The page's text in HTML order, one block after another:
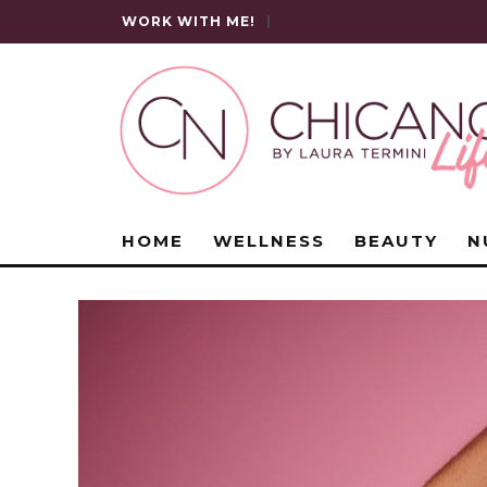
WORK WITH ME!
HOME WELLNESS BEAUTY